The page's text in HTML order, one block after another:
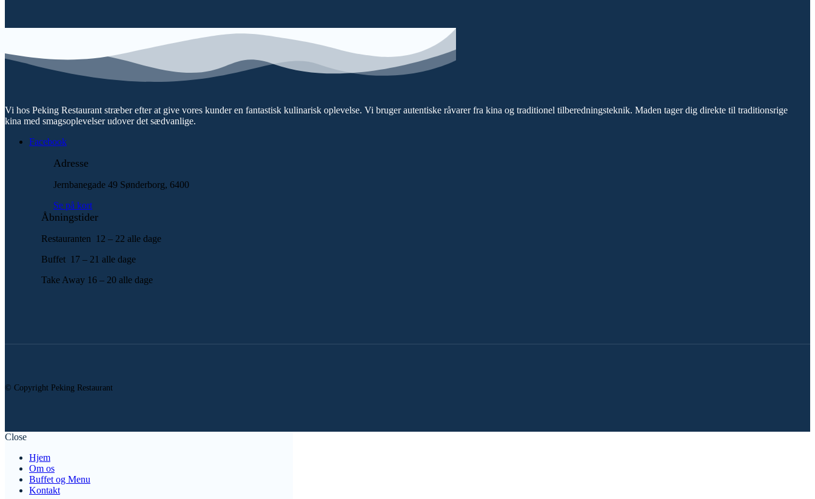
Vi hos Peking Restaurant stræber efter at give vores kunder en fantastisk kulinarisk oplevelse. Vi bruger autentiske råvarer fra kina og traditionel tilberedningsteknik. Maden tager dig direkte til traditionsrige
kina med smagsoplevelser udover det sædvanlige.
Facebook
Adresse
Jernbanegade 49 Sønderborg, 6400
Se på kort
Åbningstider
Restauranten 12 – 22 alle dage
Buffet 17 – 21 alle dage
Take Away 16 – 20 alle dage
© Copyright Peking Restaurant
Close
Hjem
Om os
Buffet og Menu
Kontakt